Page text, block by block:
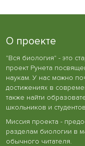
О проекте
"Вся биология" - это
проект Рунета
наукам. У нас можно
достижениях в
также найти
школьников и
Миссия проекта -
разделам биологии в
обычного читателя.